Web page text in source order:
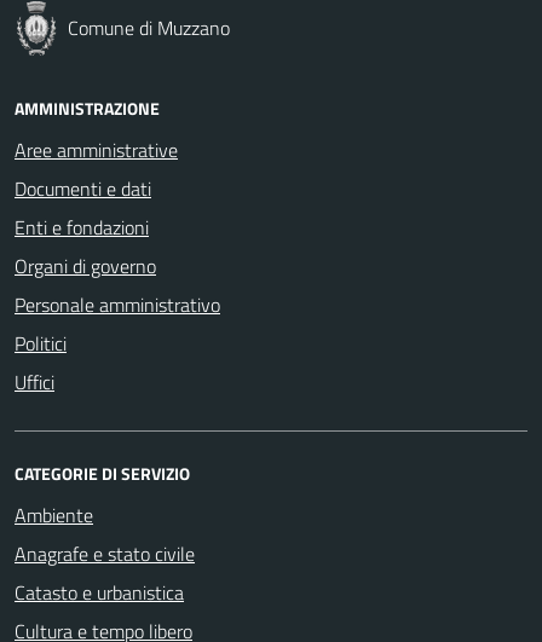
Comune di Muzzano
AMMINISTRAZIONE
Aree amministrative
Documenti e dati
Enti e fondazioni
Organi di governo
Personale amministrativo
Politici
Uffici
CATEGORIE DI SERVIZIO
Ambiente
Anagrafe e stato civile
Catasto e urbanistica
Cultura e tempo libero